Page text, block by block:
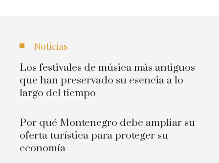
Noticias
Los festivales de música más antiguos
que han preservado su esencia a lo
largo del tiempo
Por qué Montenegro debe ampliar su
oferta turística para proteger su
economía